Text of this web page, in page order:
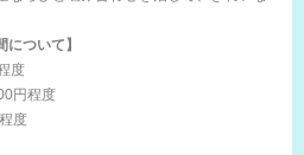
について】
度
円程度
度